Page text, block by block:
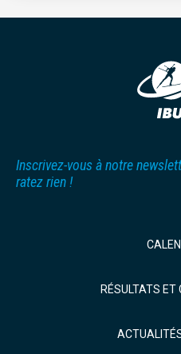
Inscrivez-vous à notre
ratez rien !
RÉSULTATS